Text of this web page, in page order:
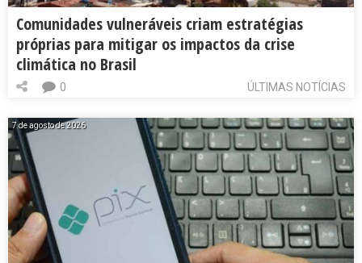
Comunidades vulneráveis criam estratégias
próprias para mitigar os impactos da crise
climática no Brasil
ÚLTIMAS NOTÍCIAS
0
7 de agosto de 2026